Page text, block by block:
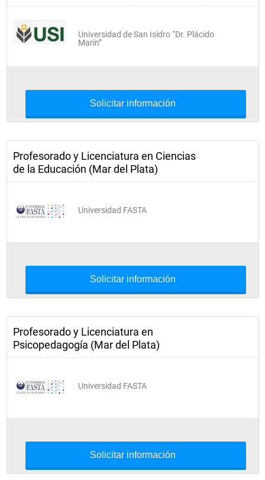
Universidad de San Isidro “Dr. Plácido
Marín”
Solicitar información
Profesorado y Licenciatura en Ciencias
de la Educación (Mar del Plata)
Universidad FASTA
Solicitar información
Profesorado y Licenciatura en
Psicopedagogía (Mar del Plata)
Universidad FASTA
Solicitar información